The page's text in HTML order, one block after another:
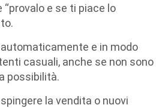
“provalo e se ti piace lo
e in modo
casuali, anche se non sono
possibilità.
la vendita o nuovi